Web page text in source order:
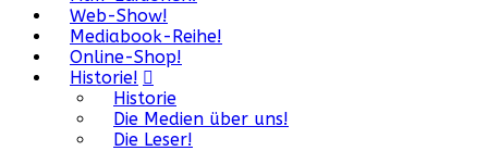
Web-Show!
Mediabook-Reihe!
Online-Shop!
Historie!
Historie
Die Medien über uns!
Die Leser!